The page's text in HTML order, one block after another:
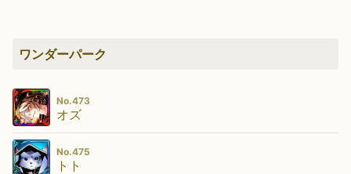
ワンダーパーク
No.473
オズ
No.475
トト